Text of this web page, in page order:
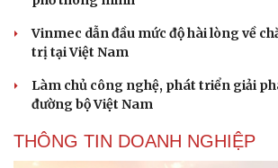
Vinmec dẫn đầu mức độ hài lòng về
trị tại Việt Nam
Làm chủ công nghệ, phát triển giải
đường bộ Việt Nam
THÔNG TIN DOANH NGHIỆP